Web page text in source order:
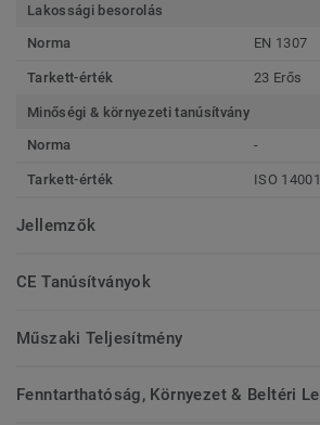
Lakossági besorolás
Norma
EN 1307
Tarkett-érték 23 Erős
Minőségi & környezeti tanúsítvány
Norma
-
Tarkett-érték ISO 14001
Jellemzők
CE Tanúsítványok
Műszaki Teljesítmény
Fenntarthatóság, Környezet & Beltéri